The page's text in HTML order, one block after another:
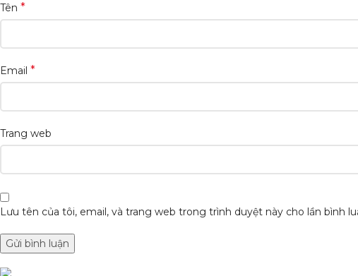
Tên *
Email *
Trang web
Lưu tên của tôi, email, và trang web trong trình duyệt này cho lần bình